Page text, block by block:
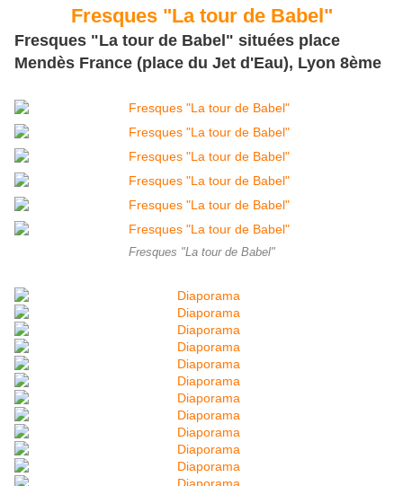
Fresques "La tour de Babel"
Fresques "La tour de Babel" situées place
Mendès France (place du Jet d'Eau), Lyon 8ème
Fresques "La tour de Babel"